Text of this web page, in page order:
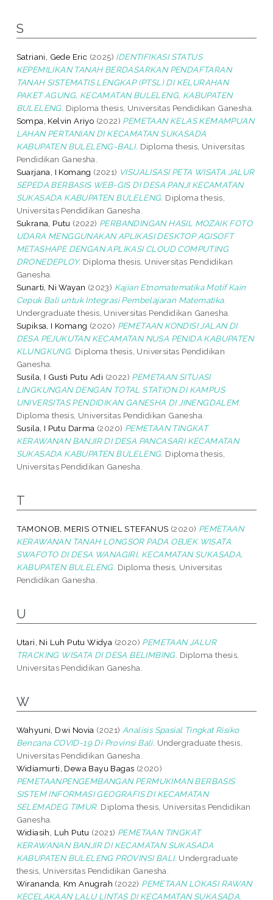
S
Satriani, Gede Eric (2025) IDENTIFIKASI STATUS
KEPEMILIKAN TANAH BERDASARKAN PENDAFTARAN
TANAH SISTEMATIS LENGKAP (PTSL) DI KELURAHAN
PAKET AGUNG, KECAMATAN BULELENG, KABUPATEN
BULELENG. Diploma thesis, Universitas Pendidikan Ganesha.
Sompa, Kelvin Ariyo (2022) PEMETAAN KELAS KEMAMPUAN
LAHAN PERTANIAN DI KECAMATAN SUKASADA
KABUPATEN BULELENG-BALI. Diploma thesis, Universitas
Pendidikan Ganesha.
Suarjana, I Komang (2021) VISUALISASI PETA WISATA JALUR
SEPEDA BERBASIS WEB-GIS DI DESA PANJI KECAMATAN
SUKASADA KABUPATEN BULELENG. Diploma thesis,
Universitas Pendidikan Ganesha.
Sukrana, Putu (2022) PERBANDINGAN HASIL MOZAIK FOTO
UDARA MENGGUNAKAN APLIKASI DESKTOP AGISOFT
METASHAPE DENGAN APLIKASI CLOUD COMPUTING
DRONEDEPLOY. Diploma thesis, Universitas Pendidikan
Ganesha.
Sunarti, Ni Wayan (2023) Kajian Etnomatematika Motif Kain
Cepuk Bali untuk Integrasi Pembelajaran Matematika.
Undergraduate thesis, Universitas Pendidikan Ganesha.
Supiksa, I Komang (2020) PEMETAAN KONDISI JALAN DI
DESA PEJUKUTAN KECAMATAN NUSA PENIDA KABUPATEN
KLUNGKUNG. Diploma thesis, Universitas Pendidikan
Ganesha.
Susila, I Gusti Putu Adi (2022) PEMETAAN SITUASI
LINGKUNGAN DENGAN TOTAL STATION DI KAMPUS
UNIVERSITAS PENDIDIKAN GANESHA DI JINENGDALEM.
Diploma thesis, Universitas Pendidikan Ganesha.
Susila, I Putu Darma (2020) PEMETAAN TINGKAT
KERAWANAN BANJIR DI DESA PANCASARI KECAMATAN
SUKASADA KABUPATEN BULELENG. Diploma thesis,
Universitas Pendidikan Ganesha.
T
TAMONOB, MERIS OTNIEL STEFANUS (2020) PEMETAAN
KERAWANAN TANAH LONGSOR PADA OBJEK WISATA
SWAFOTO DI DESA WANAGIRI, KECAMATAN SUKASADA,
KABUPATEN BULELENG. Diploma thesis, Universitas
Pendidikan Ganesha.
U
Utari, Ni Luh Putu Widya (2020) PEMETAAN JALUR
TRACKING WISATA DI DESA BELIMBING. Diploma thesis,
Universitas Pendidikan Ganesha.
W
Wahyuni, Dwi Novia (2021) Analisis Spasial Tingkat Risiko
Bencana COVID-19 Di Provinsi Bali. Undergraduate thesis,
Universitas Pendidikan Ganesha.
Widiamurti, Dewa Bayu Bagas (2020)
PEMETAANPENGEMBANGAN PERMUKIMAN BERBASIS
SISTEM INFORMASI GEOGRAFIS DI KECAMATAN
SELEMADEG TIMUR. Diploma thesis, Universitas Pendidikan
Ganesha.
Widiasih, Luh Putu (2021) PEMETAAN TINGKAT
KERAWANAN BANJIR DI KECAMATAN SUKASADA
KABUPATEN BULELENG PROVINSI BALI. Undergraduate
thesis, Universitas Pendidikan Ganesha.
Wirananda, Km Anugrah (2022) PEMETAAN LOKASI RAWAN
KECELAKAAN LALU LINTAS DI KECAMATAN SUKASADA.